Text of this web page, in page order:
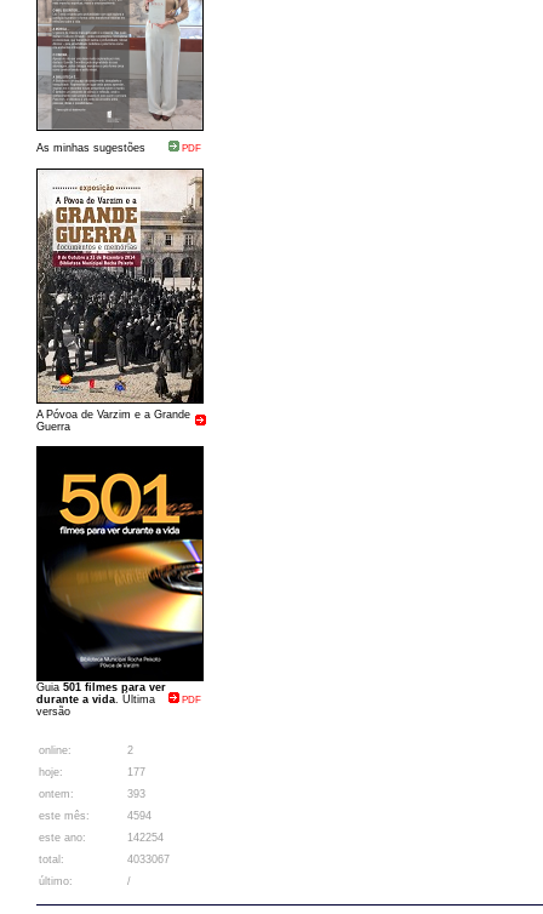
As minhas sugestões PDF
A Póvoa de Varzim e a Grande
Guerra
Guia 501 filmes para ver
durante a vida. Última
versão
PDF
online:
2
hoje:
177
ontem:
393
este mês:
4594
este ano:
142254
total:
4033067
último:
/